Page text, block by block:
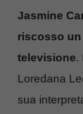
Jasmine
riscosso
televisione.
Loredana
sua